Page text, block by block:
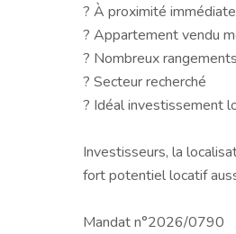
? À proximité
? Appartement vendu
? Nombreux rangements
? Secteur recherché
? Idéal investissement
Investisseurs, la
fort potentiel locatif
Mandat n°2026/0790